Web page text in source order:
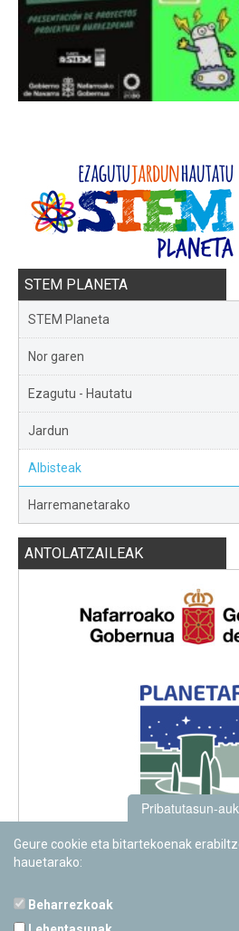
STEM PLANETA
STEM Planeta
Nor garen
Ezagutu - Hautatu
Jardun
Albisteak
Harremanetarako
ANTOLATZAILEAK
Pribatutasun-
Geure cookie eta bitartekoenak
hauetarako:
Beharrezkoak